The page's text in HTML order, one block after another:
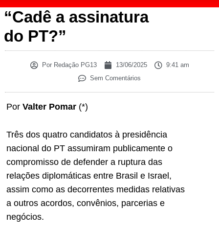
“Cadê a assinatura
do PT?”
PorRedação PG13 13/06/2025
9:41 am
Sem Comentários
Por Valter Pomar (*)
Três dos quatro candidatos à presidência
nacional do PT assumiram publicamente o
compromisso de defender a ruptura das
relações diplomáticas entre Brasil e Israel,
assim como as decorrentes medidas relativas
a outros acordos, convênios, parcerias e
negócios.